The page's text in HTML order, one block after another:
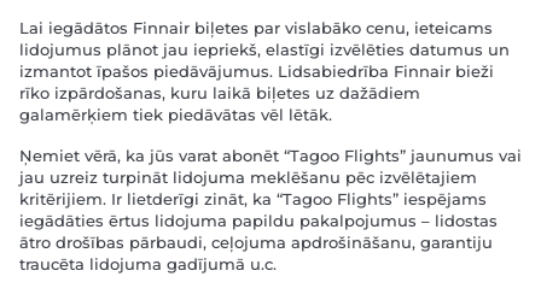
Lai iegādātos Finnair biļetes par vislabāko cenu, ieteicams
lidojumus plānot jau iepriekš, elastīgi izvēlēties datumus un
izmantot īpašos piedāvājumus. Lidsabiedrība Finnair bieži
rīko izpārdošanas, kuru laikā biļetes uz dažādiem
galamērķiem tiek piedāvātas vēl lētāk.
Ņemiet vērā, ka jūs varat abonēt “Tagoo Flights” jaunumus vai
jau uzreiz turpināt lidojuma meklēšanu pēc izvēlētajiem
kritērijiem. Ir lietderīgi zināt, ka “Tagoo Flights” iespējams
iegādāties ērtus lidojuma papildu pakalpojumus – lidostas
ātro drošības pārbaudi, ceļojuma apdrošināšanu, garantiju
traucēta lidojuma gadījumā u.c.